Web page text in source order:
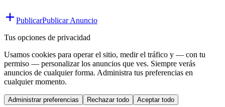
PublicarPublicar Anuncio
Tus opciones de privacidad
Usamos cookies para operar el sitio, medir el tráfico y — con tu
permiso — personalizar los anuncios que ves. Siempre verás
anuncios de cualquier forma. Administra tus preferencias en
cualquier momento.
Administrar preferencias Rechazar todo Aceptar todo